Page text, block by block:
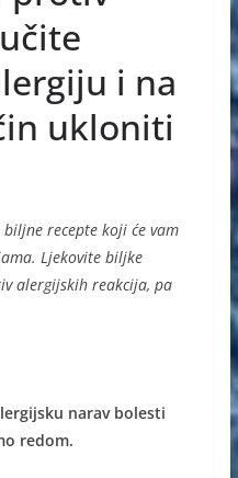
i na
ukloniti
recepte koji će vam
Ljekovite biljke
alergijskih reakcija, pa
narav bolesti
redom.